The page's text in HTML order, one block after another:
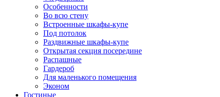
Особенности
Во всю стену
Встроенные шкафы-купе
Под потолок
Раздвижные шкафы-купе
Открытая секция посередине
Распашные
Гардероб
Для маленького помещения
Эконом
Гостиные